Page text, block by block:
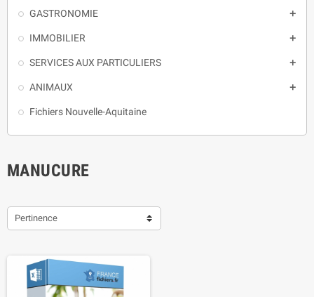
GASTRONOMIE 
IMMOBILIER 
SERVICES AUX PARTICULIERS 
ANIMAUX 
Fichiers Nouvelle-Aquitaine
MANUCURE
Pertinence